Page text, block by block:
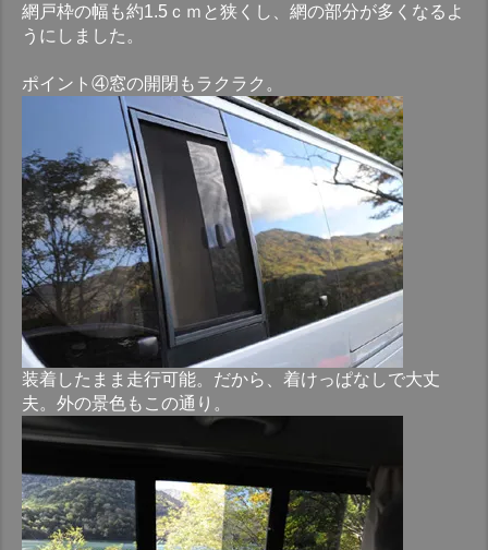
網戸枠の幅も約1.5ｃｍと狭くし、網の部分が多くなるよ
うにしました。
ポイント④窓の開閉もラクラク。
装着したまま走行可能。だから、着けっぱなしで大丈
夫。外の景色もこの通り。